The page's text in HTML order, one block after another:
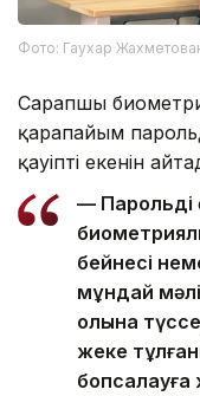
Фото: Гаухар
Сарапшы
қарапайым
қауіпті екенін
— Парольді
бейнесі
мұндай
қолына
жеке